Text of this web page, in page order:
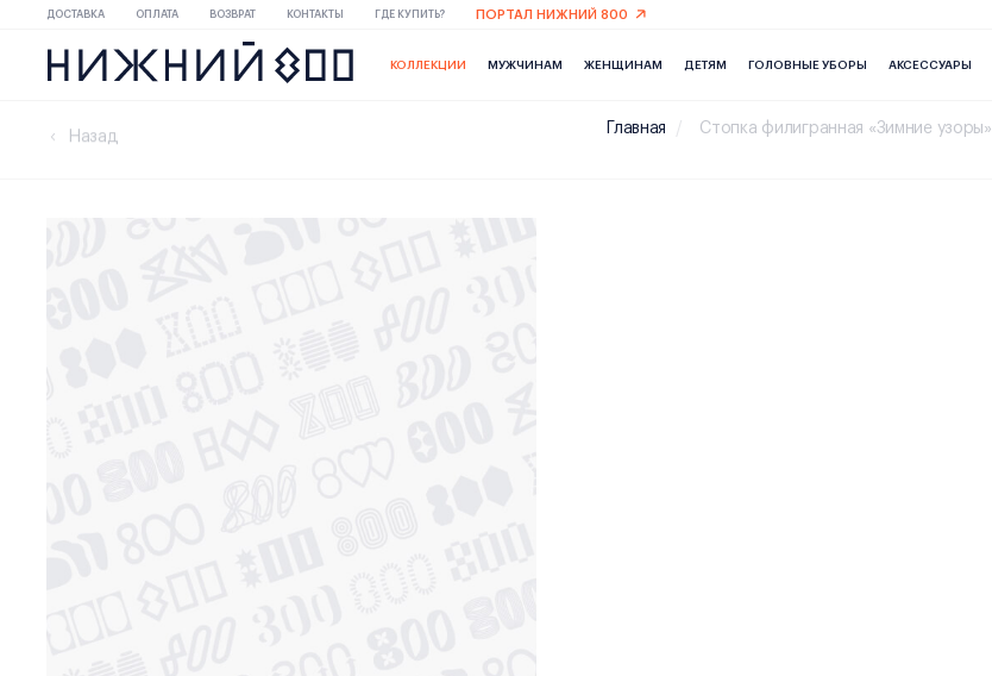
ДОСТАВКА ОПЛАТА ВОЗВРАТ КОНТАКТЫ ГДЕ КУПИТЬ? ПОРТАЛ НИЖНИЙ 800
КОЛЛЕКЦИИ МУЖЧИНАМ ЖЕНЩИНАМ ДЕТЯМ ГОЛОВНЫЕ УБОРЫ АКСЕССУАРЫ
Назад Главная Стопка филигранная «Зимние узоры»